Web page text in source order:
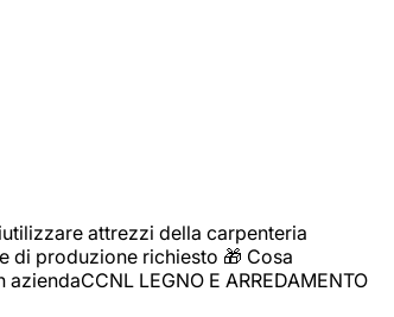
attrezzi della carpenteria
di produzione richiesto 🎁 Cosa
LEGNO E ARREDAMENTO